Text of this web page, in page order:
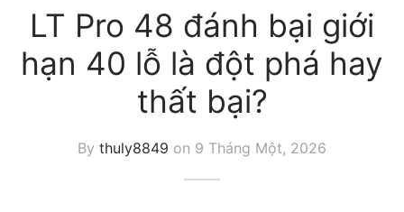
LT Pro 48 đánh bại giới
hạn 40 lỗ là đột phá hay
thất bại?
By thuly8849 on 9 Tháng Một, 2026